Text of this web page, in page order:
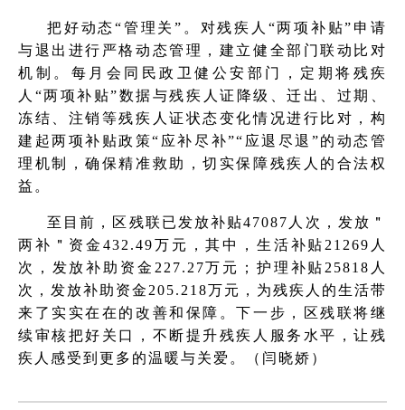
把好动态“管理关”。对残疾人“两项补贴”申请
与退出进行严格动态管理，建立健全部门联动比对
机制。每月会同民政卫健公安部门，定期将残疾
人“两项补贴”数据与残疾人证降级、迁出、过期、
冻结、注销等残疾人证状态变化情况进行比对，构
建起两项补贴政策“应补尽补”“应退尽退”的动态管
理机制，确保精准救助，切实保障残疾人的合法权
益。
至目前，区残联已发放补贴47087人次，发放＂
两补＂资金432.49万元，其中，生活补贴21269人
次，发放补助资金227.27万元；护理补贴25818人
次，发放补助资金205.218万元，为残疾人的生活带
来了实实在在的改善和保障。下一步，区残联将继
续审核把好关口，不断提升残疾人服务水平，让残
疾人感受到更多的温暖与关爱。（闫晓娇）